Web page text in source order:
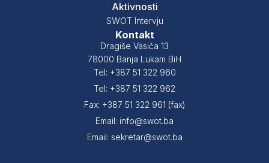
Aktivnosti
SWOT Intervju
Kontakt
Dragiše Vasića 13
78000 Banja Lukam BiH
Tel: +387 51 322 960
Tel: +387 51 322 962
Fax: +387 51 322 961 (fax)
Email: info@swot.ba
Email: sekretar@swot.ba